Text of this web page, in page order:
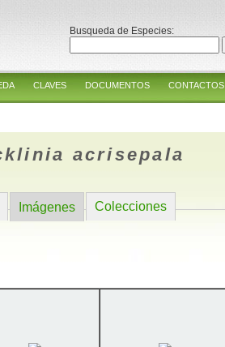
Busqueda de Especies:
CLAVES DOCUMENTOS CONTACTOS
acrisepala
Imágenes Colecciones